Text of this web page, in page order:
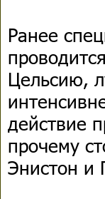
Ранее
Цельсию,
действие
прочему
Энистон и